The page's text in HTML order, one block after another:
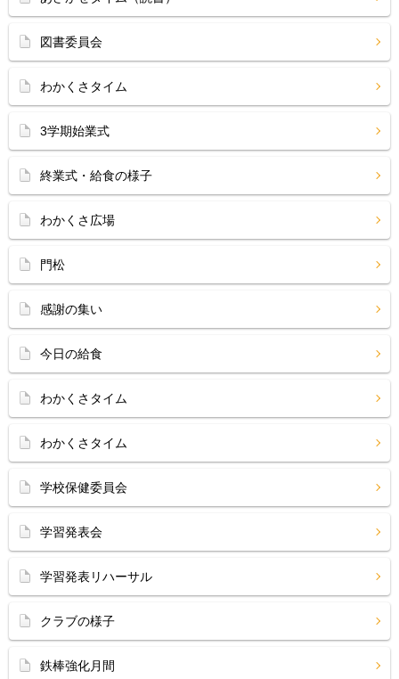
図書委員会
わかくさタイム
3学期始業式
終業式・給食の様子
わかくさ広場
門松
感謝の集い
今日の給食
わかくさタイム
わかくさタイム
学校保健委員会
学習発表会
学習発表リハーサル
クラブの様子
鉄棒強化月間